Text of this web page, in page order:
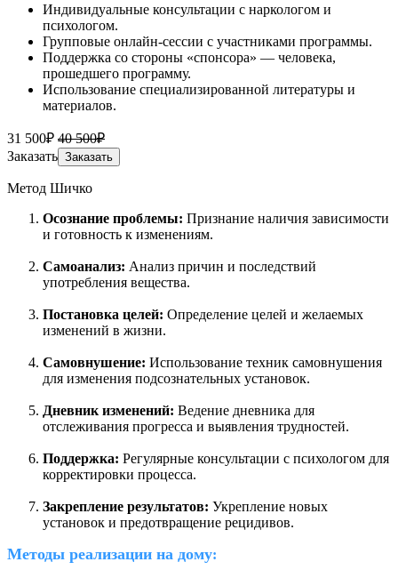
Индивидуальные консультации с наркологом и
психологом.
Групповые онлайн-сессии с участниками программы.
Поддержка со стороны «спонсора» — человека,
прошедшего программу.
Использование специализированной литературы и
материалов.
31 500₽ 40 500₽
Заказать Заказать
Метод Шичко
Осознание проблемы: Признание наличия зависимости
и готовность к изменениям.
Самоанализ: Анализ причин и последствий
употребления вещества.
Постановка целей: Определение целей и желаемых
изменений в жизни.
Самовнушение: Использование техник самовнушения
для изменения подсознательных установок.
Дневник изменений: Ведение дневника для
отслеживания прогресса и выявления трудностей.
Поддержка: Регулярные консультации с психологом для
корректировки процесса.
Закрепление результатов: Укрепление новых
установок и предотвращение рецидивов.
Методы реализации на дому: